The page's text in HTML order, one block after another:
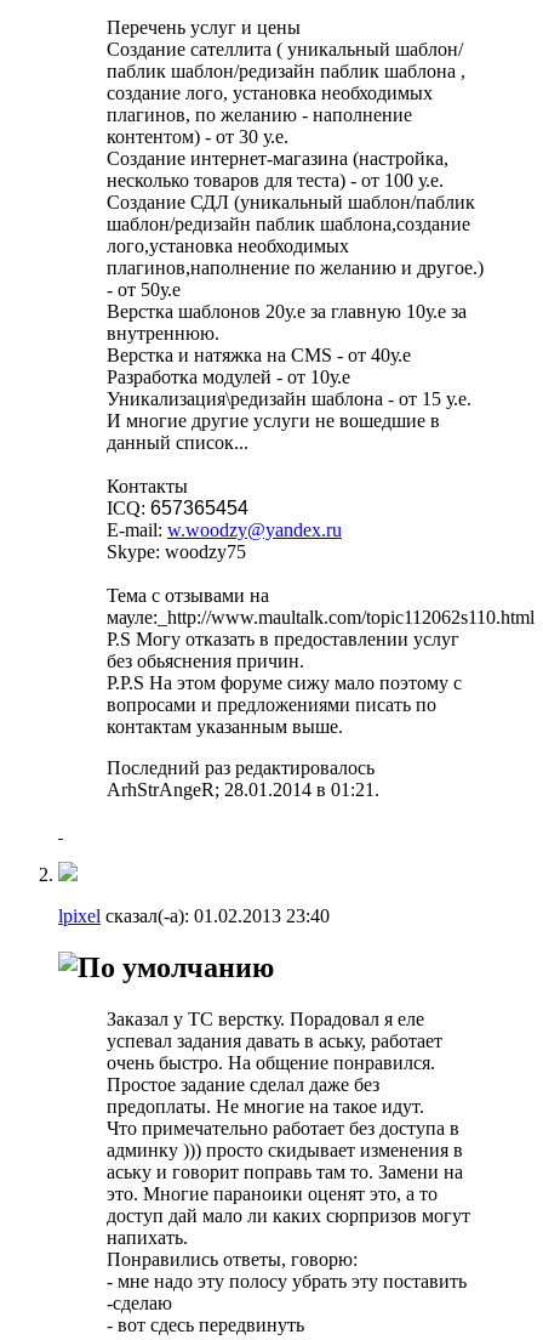
Перечень услуг и цены
Создание сателлита ( уникальный шаблон/
паблик шаблон/редизайн паблик шаблона ,
создание лого, установка необходимых
плагинов, по желанию - наполнение
контентом) - от 30 у.е.
Создание интернет-магазина (настройка,
несколько товаров для теста) - от 100 у.е.
Создание СДЛ (уникальный шаблон/паблик
шаблон/редизайн паблик шаблона,создание
лого,установка необходимых
плагинов,наполнение по желанию и другое.)
- от 50у.е
Верстка шаблонов 20у.е за главную 10у.е за
внутреннюю.
Верстка и натяжка на CMS - от 40у.е
Разработка модулей - от 10у.е
Уникализация\редизайн шаблона - от 15 у.е.
И многие другие услуги не вошедшие в
данный список...
Контакты
ICQ: 657365454
E-mail: w.woodzy@yandex.ru
Skype: woodzy75
Тема с отзывами на
мауле:_http://www.maultalk.com/topic112062s110.html
P.S Могу отказать в предоставлении услуг
без обьяснения причин.
P.P.S На этом форуме сижу мало поэтому с
вопросами и предложениями писать по
контактам указанным выше.
Последний раз редактировалось
ArhStrAngeR; 28.01.2014 в 01:21 .
lpixel сказал(-а): 01.02.2013 23:40
Заказал у ТС верстку. Порадовал я еле
успевал задания давать в аську, работает
очень быстро. На общение понравился.
Простое задание сделал даже без
предоплаты. Не многие на такое идут.
Что примечательно работает без доступа в
админку ))) просто скидывает изменения в
аську и говорит поправь там то. Замени на
это. Многие параноики оценят это, а то
доступ дай мало ли каких сюрпризов могут
напихать.
Понравились ответы, говорю:
- мне надо эту полосу убрать эту поставить
-сделаю
- вот сдесь передвинуть